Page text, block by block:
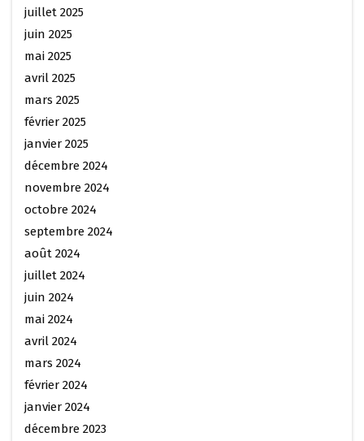
juillet 2025
juin 2025
mai 2025
avril 2025
mars 2025
février 2025
janvier 2025
décembre 2024
novembre 2024
octobre 2024
septembre 2024
août 2024
juillet 2024
juin 2024
mai 2024
avril 2024
mars 2024
février 2024
janvier 2024
décembre 2023